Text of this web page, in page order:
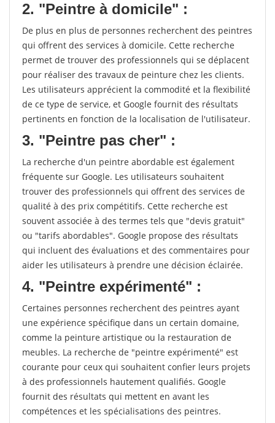
2. "Peintre à domicile" :
De plus en plus de personnes recherchent des peintres
qui offrent des services à domicile. Cette recherche
permet de trouver des professionnels qui se déplacent
pour réaliser des travaux de peinture chez les clients.
Les utilisateurs apprécient la commodité et la flexibilité
de ce type de service, et Google fournit des résultats
pertinents en fonction de la localisation de l'utilisateur.
3. "Peintre pas cher" :
La recherche d'un peintre abordable est également
fréquente sur Google. Les utilisateurs souhaitent
trouver des professionnels qui offrent des services de
qualité à des prix compétitifs. Cette recherche est
souvent associée à des termes tels que "devis gratuit"
ou "tarifs abordables". Google propose des résultats
qui incluent des évaluations et des commentaires pour
aider les utilisateurs à prendre une décision éclairée.
4. "Peintre expérimenté" :
Certaines personnes recherchent des peintres ayant
une expérience spécifique dans un certain domaine,
comme la peinture artistique ou la restauration de
meubles. La recherche de "peintre expérimenté" est
courante pour ceux qui souhaitent confier leurs projets
à des professionnels hautement qualifiés. Google
fournit des résultats qui mettent en avant les
compétences et les spécialisations des peintres.